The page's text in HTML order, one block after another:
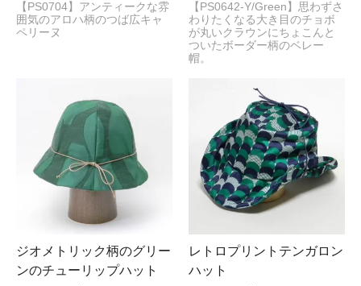
【PS0704】アンティークな雰
囲気のアロハ柄のつば広キャ
ペリーヌ
【PS0642-Y/Green】思わずさ
わりたくなる大き目のチョボ
が丸いクラウンにちょこんと
ついたボーダー柄のベレー
帽。
ジオメトリック柄のグリー
ンのチューリップハット
レトロプリントテンガロン
ハット